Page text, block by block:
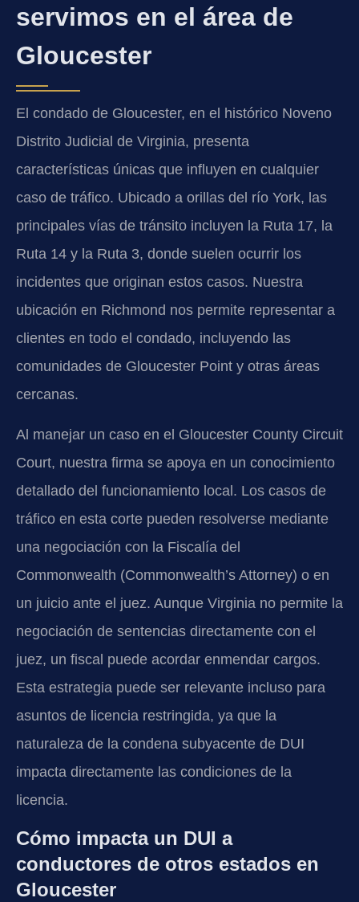
servimos en el área de
Gloucester
El condado de Gloucester, en el histórico Noveno
Distrito Judicial de Virginia, presenta
características únicas que influyen en cualquier
caso de tráfico. Ubicado a orillas del río York, las
principales vías de tránsito incluyen la Ruta 17, la
Ruta 14 y la Ruta 3, donde suelen ocurrir los
incidentes que originan estos casos. Nuestra
ubicación en Richmond nos permite representar a
clientes en todo el condado, incluyendo las
comunidades de Gloucester Point y otras áreas
cercanas.
Al manejar un caso en el Gloucester County Circuit
Court, nuestra firma se apoya en un conocimiento
detallado del funcionamiento local. Los casos de
tráfico en esta corte pueden resolverse mediante
una negociación con la Fiscalía del
Commonwealth (Commonwealth’s Attorney) o en
un juicio ante el juez. Aunque Virginia no permite la
negociación de sentencias directamente con el
juez, un fiscal puede acordar enmendar cargos.
Esta estrategia puede ser relevante incluso para
asuntos de licencia restringida, ya que la
naturaleza de la condena subyacente de DUI
impacta directamente las condiciones de la
licencia.
Cómo impacta un DUI a
conductores de otros estados en
Gloucester